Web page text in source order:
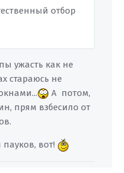
отбор
ужасть как не
стараюсь не
А потом,
прям взбесило от
вот!